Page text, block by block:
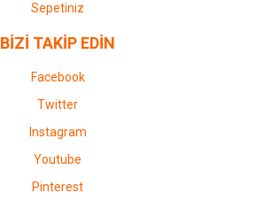
Sepetiniz
BİZİ TAKİP EDİN
Facebook
Twitter
Instagram
Youtube
Pinterest